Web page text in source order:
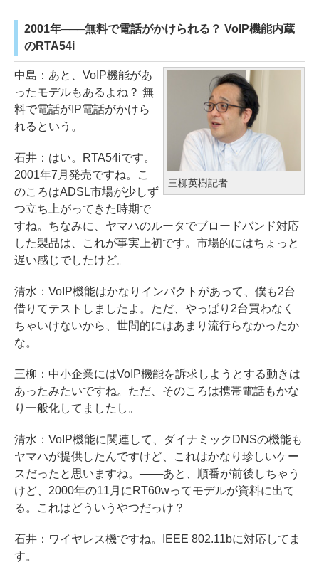
2001年───無料で電話がかけられる？ VoIP機能内蔵
のRTA54i
三柳英樹記者
中島：あと、VoIP機能があ
ったモデルもあるよね？ 無
料で電話がIP電話がかけら
れるという。
石井：はい。RTA54iです。
2001年7月発売ですね。こ
のころはADSL市場が少しず
つ立ち上がってきた時期で
すね。ちなみに、ヤマハのルータでブロードバンド対応
した製品は、これが事実上初です。市場的にはちょっと
遅い感じでしたけど。
清水：VoIP機能はかなりインパクトがあって、僕も2台
借りてテストしましたよ。ただ、やっぱり2台買わなく
ちゃいけないから、世間的にはあまり流行らなかったか
な。
三柳：中小企業にはVoIP機能を訴求しようとする動きは
あったみたいですね。ただ、そのころは携帯電話もかな
り一般化してましたし。
清水：VoIP機能に関連して、ダイナミックDNSの機能も
ヤマハが提供したんですけど、これはかなり珍しいケー
スだったと思いますね。───あと、順番が前後しちゃう
けど、2000年の11月にRT60wってモデルが資料に出て
る。これはどういうやつだっけ？
石井：ワイヤレス機ですね。IEEE 802.11bに対応してま
す。